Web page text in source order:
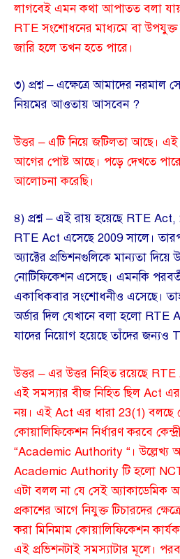
লাগবেই এমন কথা আপাতত বলা
RTE সংশোধনের মাধ্যমে বা উপযুক্ত
জারি হলে তখন হতে পারে।
৩) প্রশ্ন – এক্ষেত্রে আমাদের নরমাল
নিয়মের আওতায় আসবেন ?
উত্তর – এটি নিয়ে জটিলতা আছে।
আগের পোষ্ট আছে। পড়ে দেখতে
আলোচনা করেছি।
৪) প্রশ্ন – এই রায় হয়েছে RTE Act,
RTE Act এসেছে 2009 সালে।
অ্যাক্টের প্রভিশনগুলিকে মান্যতা দিয়ে
নোটিফিকেশন এসেছে। এমনকি
একাধিকবার সংশোধনীও এসেছে।
অর্ডার দিল যেখানে বলা হলো RTE
যাদের নিয়োগ হয়েছে তাঁদের জন্যও
উত্তর – এর উত্তর নিহিত রয়েছে
এই সমস্যার বীজ নিহিত ছিল Act
নয়। এই Act এর ধারা 23(1) বলছে
কোয়ালিফিকেশন নির্ধারণ করবে
“Academic Authority “। উল্লেখ্য
Academic Authority টি হলো
এটা বলল না যে সেই অ্যাকাডেমিক
প্রকাশের আগে নিযুক্ত টিচারদের
করা মিনিমাম কোয়ালিফিকেশন
এই প্রভিশনটাই সমস্যাটার মূলে।